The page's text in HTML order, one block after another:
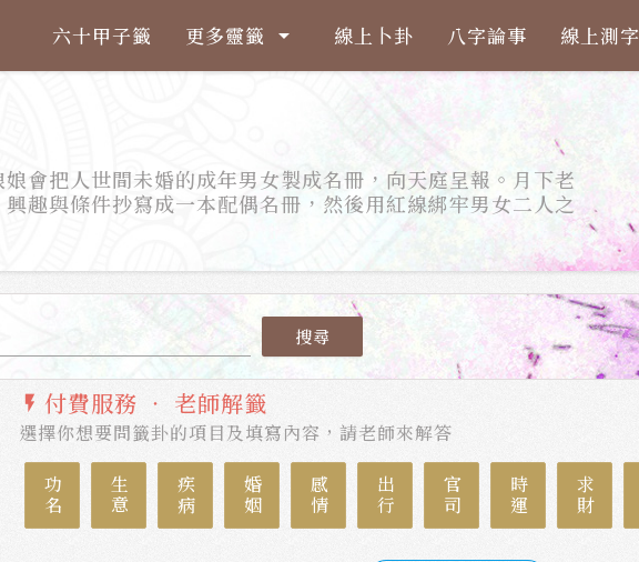
六十甲子籤 更多靈籤 arrow_drop_down 線上卜卦 八字論事 線上測字
會把人世間未婚的成年男女製成名冊，向天庭呈報。月下老
趣與條件抄寫成一本配偶名冊，然後用紅線綁牢男女二人之
搜尋
flash_on 付費服務 ‧ 老師解籤
選擇你想要問籤卦的項目及填寫內容，請老師來解答
功名 生意 疾病 婚姻 感情 出行 官司 時運 求財